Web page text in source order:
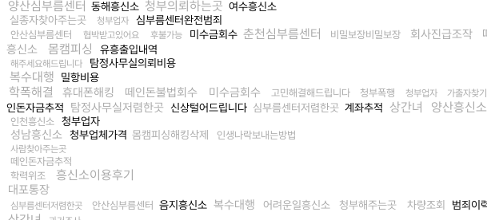
양산심부름센터 동해흥신소 청부의뢰하는곳 여수흥신소
실종자찾아주는곳
청부업자 심부름센터완전범죄
안산심부름센터 협박받고있어요 후불가능 미수금회수 춘천심부름센터 비밀보장비밀보장 회사진급조작
흥신소
몸캠피싱 유흥출입내역
해주세요해드립니다 탐정사무실의뢰비용
복수대행 밀항비용
학폭해결 휴대폰해킹 떼인돈불법회수 미수금회수 고민해결해드립니다 청부폭행 청부업자 가출자찾기
인돈자금추적
탐정사무실저렴한곳 신상털어드립니다 심부름센터저렴한곳 계좌추적 상간녀 양산흥신소
인천흥신소 청부업자
성남흥신소 청부업체가격 몸캠피싱해킹삭제 인생나락보내는방법
사람찾아주는곳
떼인돈자금추적
학력위조
흥신소이용후기
대포통장
심부름센터저렴한곳 안산심부름센터 음지흥신소 복수대행 어려운일흥신소 청부해주는곳 차량조회 범죄이